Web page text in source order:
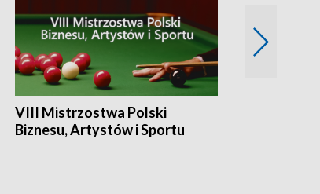
VIII Mistrzostwa Polski
Biznesu, Artystów i Sportu